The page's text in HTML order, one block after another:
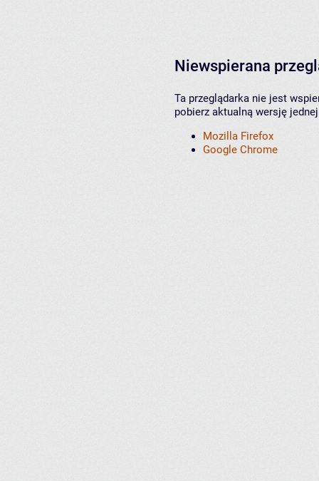
Niewspierana
Ta przeglądarka nie jest
pobierz aktualną wersję
Mozilla Firefox
Google Chrome